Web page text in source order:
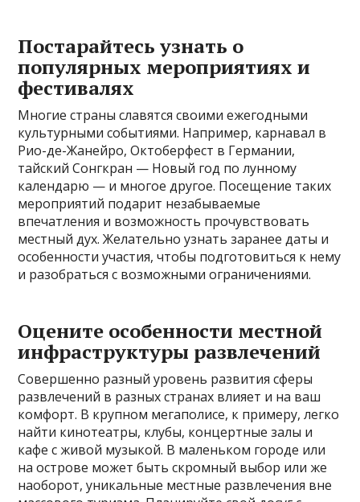
Постарайтесь узнать о
популярных мероприятиях и
фестивалях
Многие страны славятся своими ежегодными
культурными событиями. Например, карнавал в
Рио-де-Жанейро, Октоберфест в Германии,
тайский Сонгкран — Новый год по лунному
календарю — и многое другое. Посещение таких
мероприятий подарит незабываемые
впечатления и возможность прочувствовать
местный дух. Желательно узнать заранее даты и
особенности участия, чтобы подготовиться к нему
и разобраться с возможными ограничениями.
Оцените особенности местной
инфраструктуры развлечений
Совершенно разный уровень развития сферы
развлечений в разных странах влияет и на ваш
комфорт. В крупном мегаполисе, к примеру, легко
найти кинотеатры, клубы, концертные залы и
кафе с живой музыкой. В маленьком городе или
на острове может быть скромный выбор или же
наоборот, уникальные местные развлечения вне